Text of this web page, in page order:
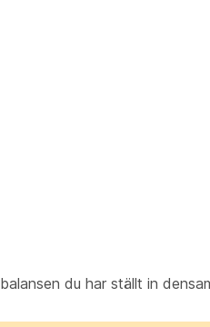
du har ställt in